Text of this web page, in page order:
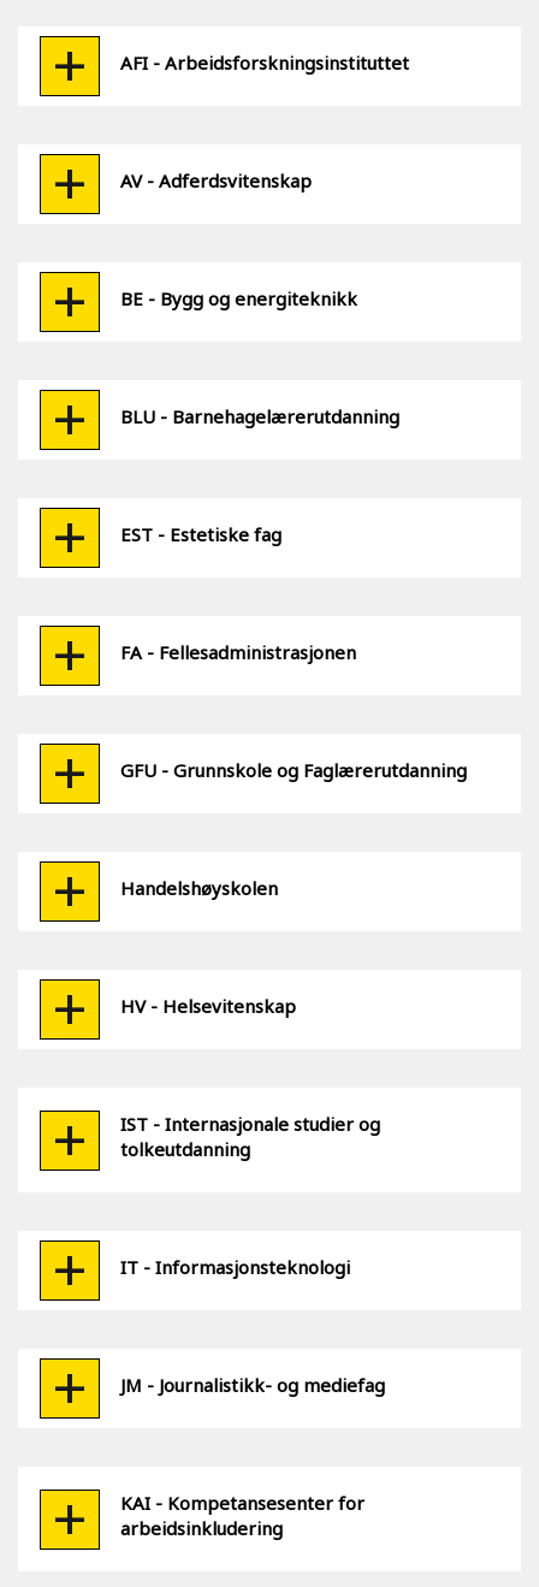
AFI - Arbeidsforskningsinstituttet
AV - Adferdsvitenskap
BE - Bygg og energiteknikk
BLU - Barnehagelærerutdanning
EST - Estetiske fag
FA - Fellesadministrasjonen
GFU - Grunnskole og Faglærerutdanning
Handelshøyskolen
HV - Helsevitenskap
IST - Internasjonale studier og
tolkeutdanning
IT - Informasjonsteknologi
JM - Journalistikk- og mediefag
KAI - Kompetansesenter for
arbeidsinkludering